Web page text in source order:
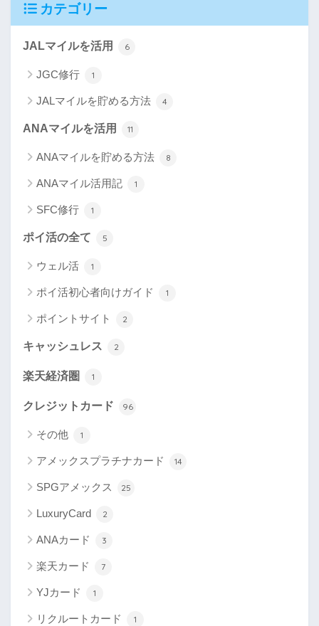
カテゴリー
JALマイルを活用 6
JGC修行 1
JALマイルを貯める方法 4
ANAマイルを活用 11
ANAマイルを貯める方法 8
ANAマイル活用記 1
SFC修行 1
ポイ活の全て 5
ウェル活 1
ポイ活初心者向けガイド 1
ポイントサイト 2
キャッシュレス 2
楽天経済圏 1
クレジットカード 96
その他 1
アメックスプラチナカード 14
SPGアメックス 25
LuxuryCard 2
ANAカード 3
楽天カード 7
YJカード 1
リクルートカード 1